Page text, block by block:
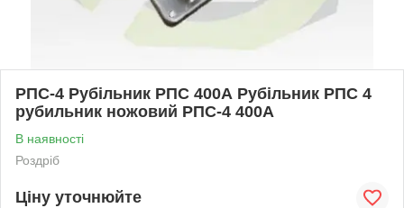
РПС-4 Рубільник РПС 400А Рубільник РПС 4
рубильник ножовий РПС-4 400А
В наявності
Роздріб
Ціну уточнюйте